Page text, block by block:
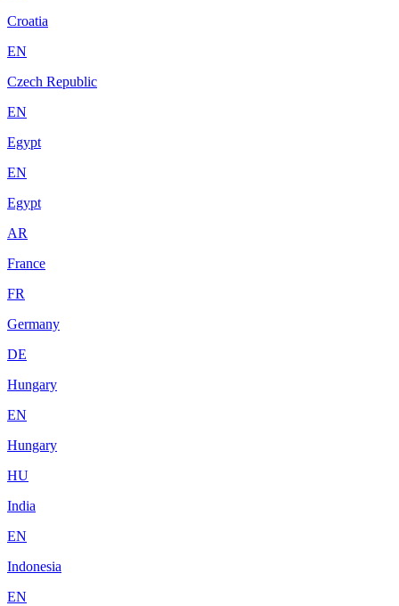
Croatia
EN
Czech Republic
EN
Egypt
EN
Egypt
AR
France
FR
Germany
DE
Hungary
EN
Hungary
HU
India
EN
Indonesia
EN